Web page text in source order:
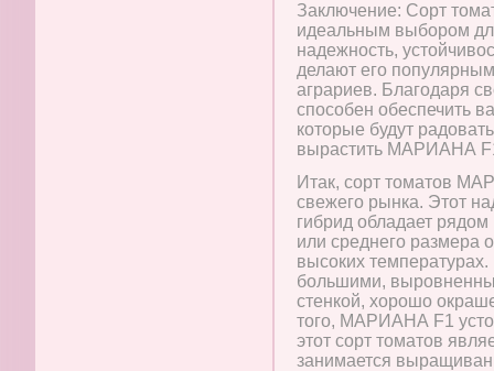
Заключение: Сорт
идеальным выбором
надежность,
делают его
аграриев. Благодаря
способен обеспечить
которые будут
вырастить МАРИАНА F1
Итак, сорт томатов
свежего рынка. Этот
гибрид обладает
или среднего размера
высоких
большими,
стенкой, хорошо
того, МАРИАНА F1
этот сорт томатов
занимается